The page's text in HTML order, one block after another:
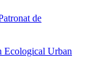
de
Ecological Urban